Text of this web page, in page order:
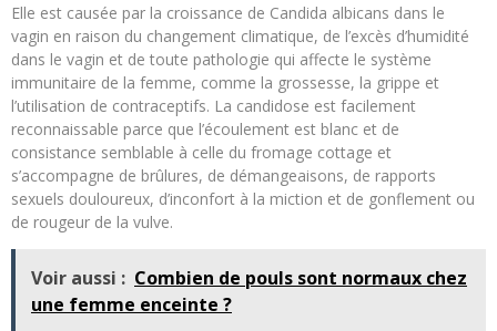
Elle est causée par la croissance de Candida albicans dans le
vagin en raison du changement climatique, de l’excès d’humidité
dans le vagin et de toute pathologie qui affecte le système
immunitaire de la femme, comme la grossesse, la grippe et
l’utilisation de contraceptifs. La candidose est facilement
reconnaissable parce que l’écoulement est blanc et de
consistance semblable à celle du fromage cottage et
s’accompagne de brûlures, de démangeaisons, de rapports
sexuels douloureux, d’inconfort à la miction et de gonflement ou
de rougeur de la vulve.
Voir aussi : Combien de pouls sont normaux chez
une femme enceinte ?